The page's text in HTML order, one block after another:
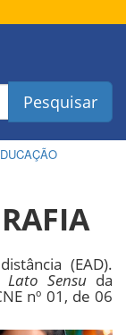
Pesquisar
(EAD).
Lato Sensuda
nº 01, de 06